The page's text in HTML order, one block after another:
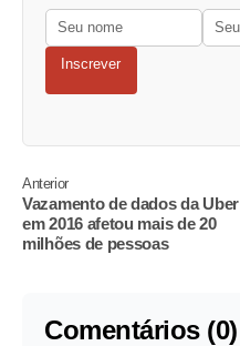
Inscrever
Anterior
Vazamento de dados da Uber
em 2016 afetou mais de 20
milhões de pessoas
Comentários (0)